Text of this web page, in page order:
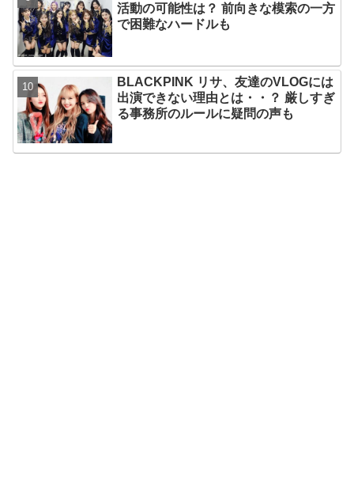
活動の可能性は？ 前向きな模索の一方
で困難なハードルも
BLACKPINK リサ、友達のVLOGには
出演できない理由とは・・？ 厳しすぎ
る事務所のルールに疑問の声も